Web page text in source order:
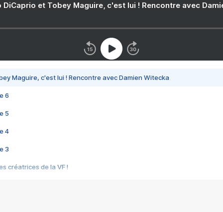
DiCaprio et Tobey Maguire, c'est lui ! Rencontre avec
Maguire, c'est lui ! Rencontre avec Damien Witecka
6
5
4
3
créatrices de la VF !